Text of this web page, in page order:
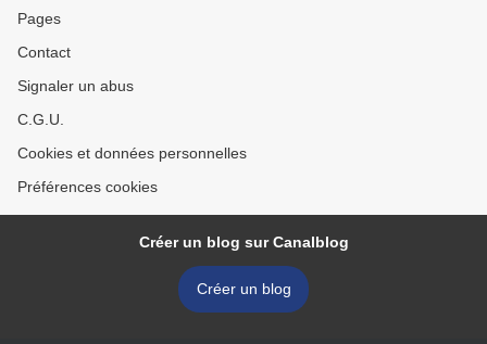
Pages
Contact
Signaler un abus
C.G.U.
Cookies et données personnelles
Préférences cookies
Créer un blog sur Canalblog
Créer un blog